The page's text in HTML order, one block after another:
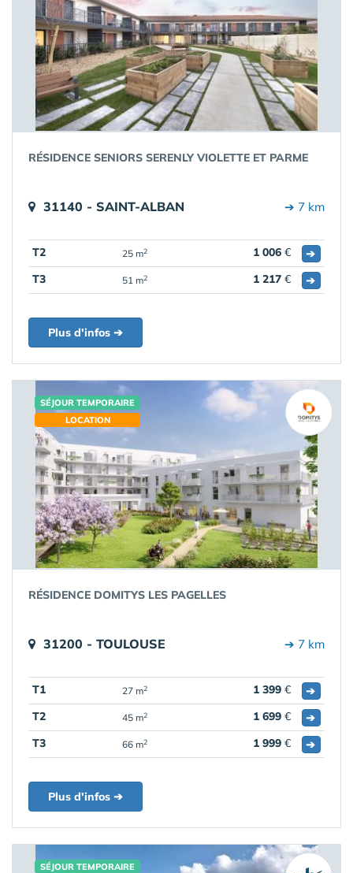
RÉSIDENCE SENIORS SERENLY VIOLETTE ET PARME
31140 - SAINT-ALBAN ➔ 7 km
T2 25 m2 1 006 €
➔
T3
51 m2 1 217 € ➔
Plus d'infos ➔
SÉJOUR TEMPORAIRE
LOCATION
RÉSIDENCE DOMITYS LES PAGELLES
31200 - TOULOUSE ➔ 7 km
T1 27 m2 1 399 €
➔
T2
45 m2 1 699 €
➔
T3
66 m2 1 999 € ➔
Plus d'infos ➔
SÉJOUR TEMPORAIRE